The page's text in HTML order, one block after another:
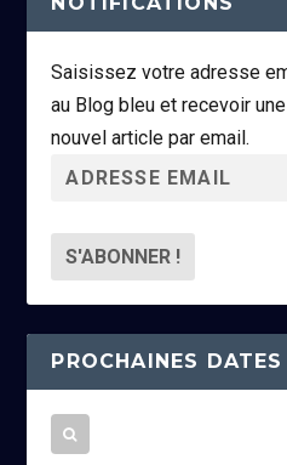
Saisissez votre adresse
au Blog bleu et recevoir
nouvel article par email.
r
s
s
e
m
PROCHAINES DATES